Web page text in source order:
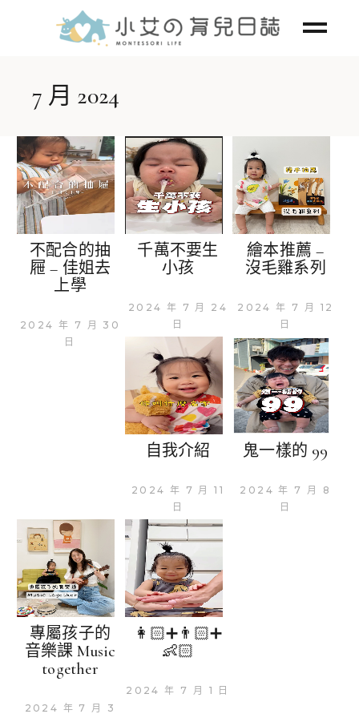
7 月 2024
不配合的抽
屜 – 佳姐去
上學
2024 年 7 月 30
日
千萬不要生
小孩
2024 年 7 月 24
日
繪本推薦 –
沒毛雞系列
2024 年 7 月 12
日
自我介紹
2024 年 7 月 11
日
鬼一樣的 99
2024 年 7 月 8
日
專屬孩子的
音樂課 Music
together
2024 年 7 月 3
👩🏻➕👨🏻➕
👶🏻
2024 年 7 月 1 日